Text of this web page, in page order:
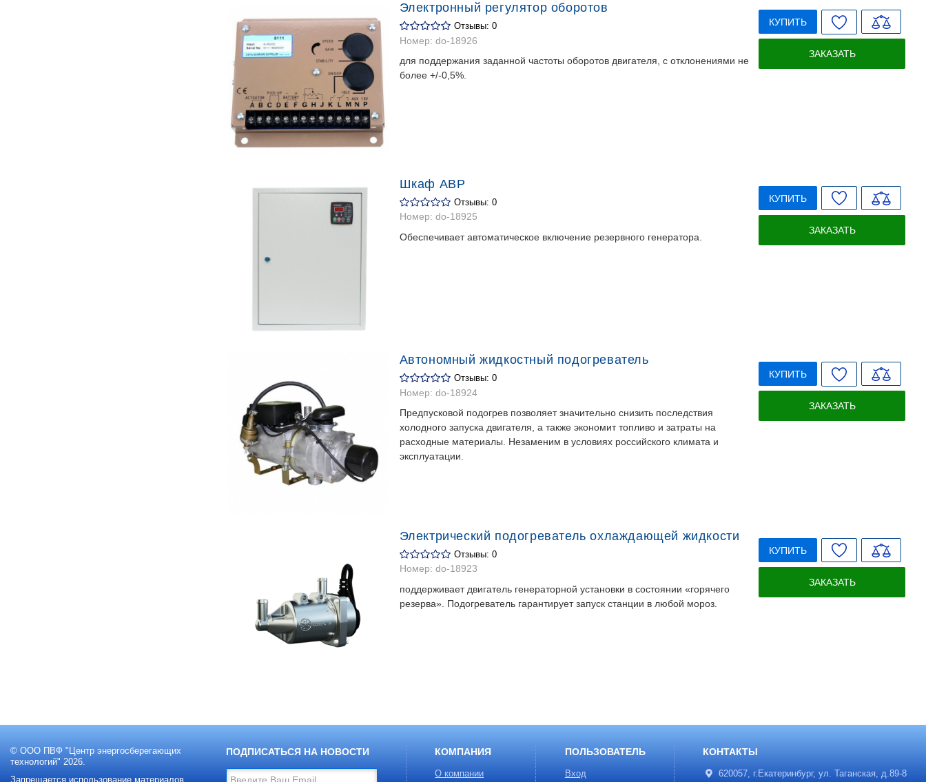
Электронный регулятор оборотов
Отзывы: 0
Номер: do-18926
для поддержания заданной частоты оборотов двигателя, с отклонениями не
более +/-0,5%.
КУПИТЬ
ЗАКАЗАТЬ
Шкаф АВР
Отзывы: 0
Номер: do-18925
Обеспечивает автоматическое включение резервного генератора.
КУПИТЬ
ЗАКАЗАТЬ
Автономный жидкостный подогреватель
Отзывы: 0
Номер: do-18924
Предпусковой подогрев позволяет значительно снизить последствия
холодного запуска двигателя, а также экономит топливо и затраты на
расходные материалы. Незаменим в условиях российского климата и
эксплуатации.
КУПИТЬ
ЗАКАЗАТЬ
Электрический подогреватель охлаждающей жидкости
Отзывы: 0
Номер: do-18923
поддерживает двигатель генераторной установки в состоянии «горячего
резерва». Подогреватель гарантирует запуск станции в любой мороз.
КУПИТЬ
ЗАКАЗАТЬ
© ООО ПВФ "Центр энергосберегающих
технологий" 2026.
Запрещается использование материалов
ПОДПИСАТЬСЯ НА НОВОСТИ КОМПАНИЯ
О компании
ПОЛЬЗОВАТЕЛЬ
Вход
КОНТАКТЫ
620057, г.Екатеринбург, ул. Таганская, д.89-8